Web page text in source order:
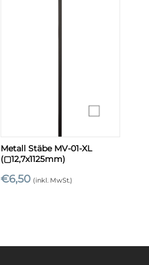
Metall Stäbe MV-01-XL
(▢12,7x1125mm)
€6,50 (inkl. MwSt.)